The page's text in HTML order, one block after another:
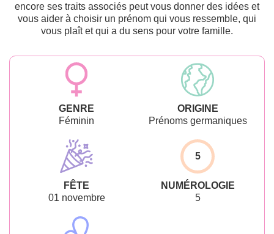
encore ses traits associés peut vous donner des idées et
vous aider à choisir un prénom qui vous ressemble, qui
vous plaît et qui a du sens pour votre famille.
GENRE
Féminin
ORIGINE
Prénoms germaniques
FÊTE
01 novembre
5
NUMÉROLOGIE
5